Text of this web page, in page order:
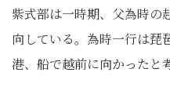
紫式部は一時期、父為時の
向している。為時一行は琵
港、船で越前に向かったと